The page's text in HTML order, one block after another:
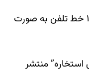
مجید جعفری‌تبار از جمله به خاطر استخاره‌هایش شهرت داشت. گستره شهرت این روحانی تا جایی رسیده بوده که در سال‌های گذشته دفتر وی با راه‌اندازی ۱۳۲ خط تلفن به صورت
منتشر